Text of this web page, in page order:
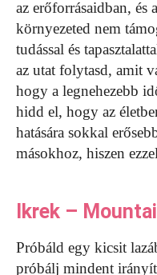
az erőforrásaidban, és
környezeted nem
tudással és
az utat folytasd, amit
hogy a legnehezebb
hidd el, hogy az
hatására sokkal
másokhoz, hiszen
Ikrek –
Próbáld egy kicsit
próbálj mindent